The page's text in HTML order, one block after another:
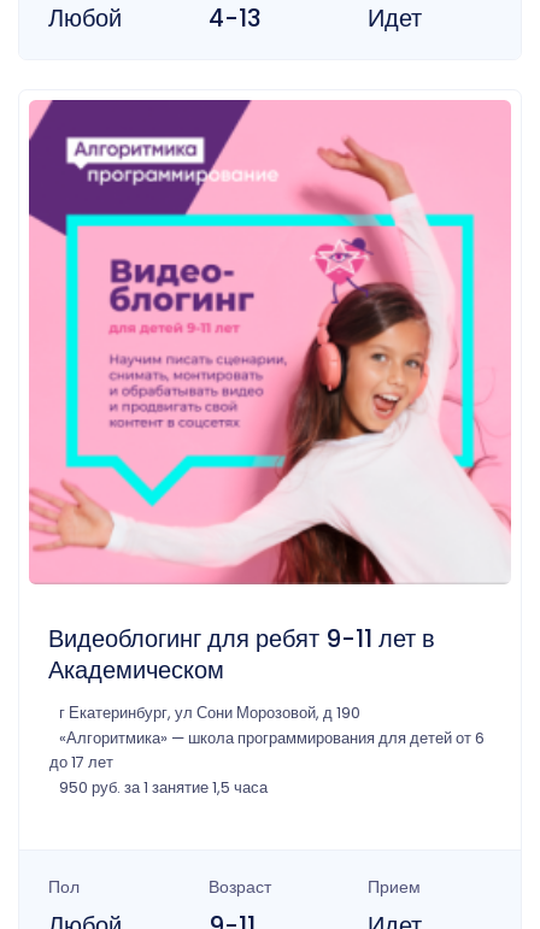
Любой 4-13 Идет
Видеоблогинг для ребят 9-11 лет в
Академическом
г Екатеринбург, ул Сони Морозовой, д 190
«Алгоритмика» — школа программирования для детей от 6
до 17 лет
950 руб. за 1 занятие 1,5 часа
Пол Возраст Прием